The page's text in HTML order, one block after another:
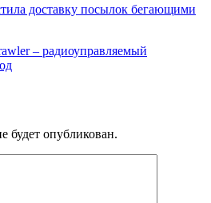
доставку посылок бегающими
– радиоуправляемый
будет опубликован.